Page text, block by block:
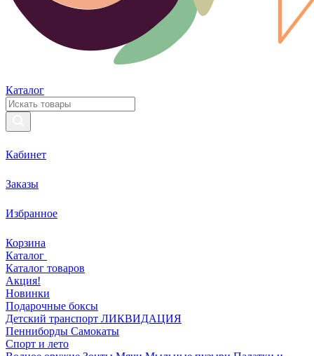
Каталог
Кабинет
Заказы
Избранное
Корзина
Каталог
Каталог товаров
Акция!
Новинки
Подарочные боксы
Детский транспорт ЛИКВИДАЦИЯ
Пенниборды Самокаты
Спорт и лето